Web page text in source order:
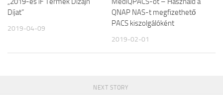
Díjat”
2019-04-09
QNAP NAS-t megfizethető
PACS kiszolgálóként
2019-02-01
NEXT STORY